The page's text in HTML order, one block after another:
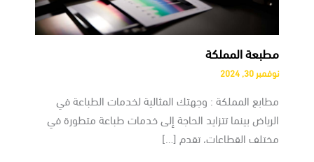
مطبعة المملكة
نوفمبر 30, 2024
مطابع المملكة : وجهتك المثالية لخدمات الطباعة في
الرياض بينما تتزايد الحاجة إلى خدمات طباعة متطورة في
مختلف القطاعات، تقدم […]